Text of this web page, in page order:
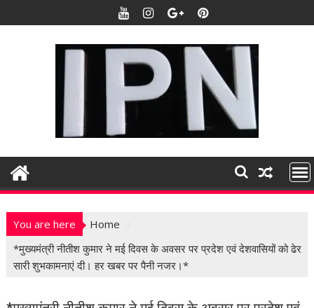
k
t
n
You are here
Home
*मुख्यमंत्री नीतीश कुमार ने मई दिवस के अवसर पर प्रदेश एवं देशवासियों को ढेर
सारी शुभकामनाएं दी। हर खबर पर पैनी नजर।*